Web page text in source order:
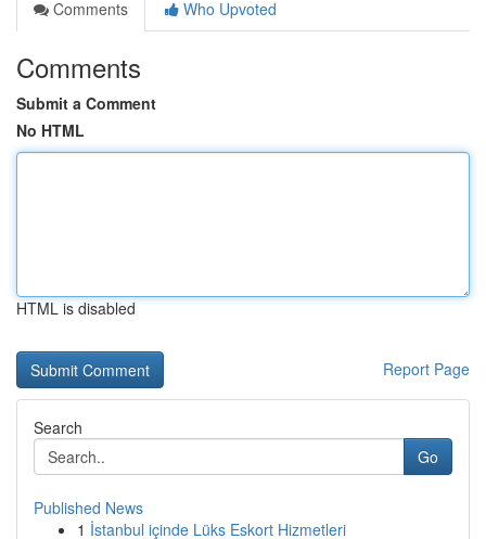
Comments
Who Upvoted
Comments
Submit a Comment
No HTML
HTML is disabled
Report Page
Search
Go
Published News
1 İstanbul içinde Lüks Eskort Hizmetleri